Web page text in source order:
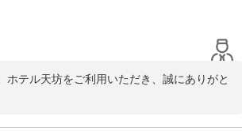
ホテル天坊をご利用いただき、誠にありがと
た、当館自慢のお風呂につきましてもご満足